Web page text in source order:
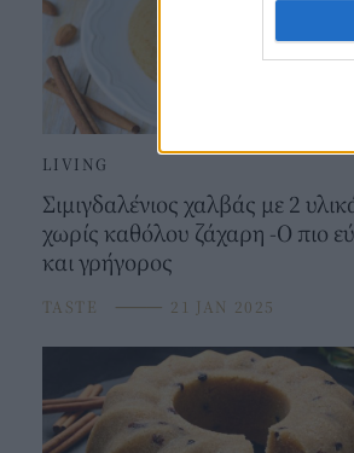
LIVING
Σιμιγδαλένιος χαλβάς με 2
χωρίς καθόλου ζάχαρη -Ο πιο
και γρήγορος
TASTE ⸻ 21 JAN 2025